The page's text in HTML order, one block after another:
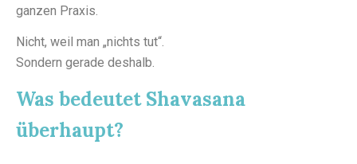
ganzen Praxis.
Nicht, weil man „nichts tut“.
Sondern gerade deshalb.
Was bedeutet Shavasana
überhaupt?